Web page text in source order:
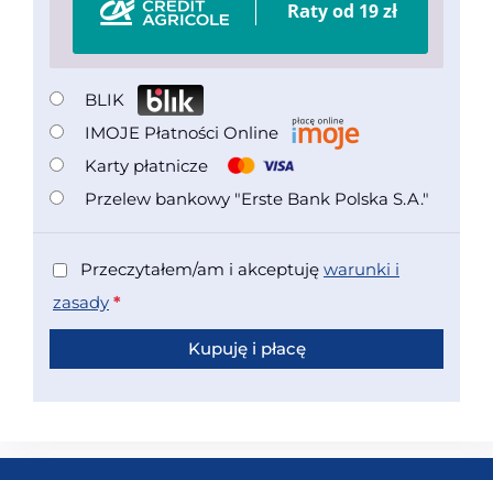
BLIK
IMOJE Płatności Online
Karty płatnicze
Przelew bankowy "Erste Bank Polska S.A."
Przeczytałem/am i akceptuję warunki i
zasady *
Kupuję i płacę